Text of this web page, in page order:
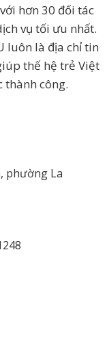
hơn 30 đối tác
vụ tối ưu nhất.
luôn là địa chỉ tin
thế hệ trẻ Việt
thành công.
phường La